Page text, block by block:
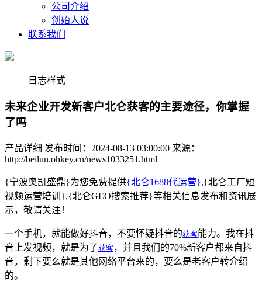
公司介绍
创始人说
联系我们
日志样式
未来企业开发新客户北仑获客的主要途径，你掌握
了吗
产品详细 发布时间：2024-08-13 03:00:00 来源：
http://beilun.ohkey.cn/news1033251.html
{宁波奥凯盛鼎}为您免费提供{北仑1688代运营},{北仑工厂短
视频运营培训},{北仑GEO搜索推荐}等相关信息发布和资讯展
示，敬请关注！
一个手机，就能做好抖音，不要怀疑抖音的获客能力。我在抖
音上发视频，就是为了获客，并且我们的70%新客户都来自抖
音，剩下要么就是其他网络平台来的，要么是老客户转介绍
的。